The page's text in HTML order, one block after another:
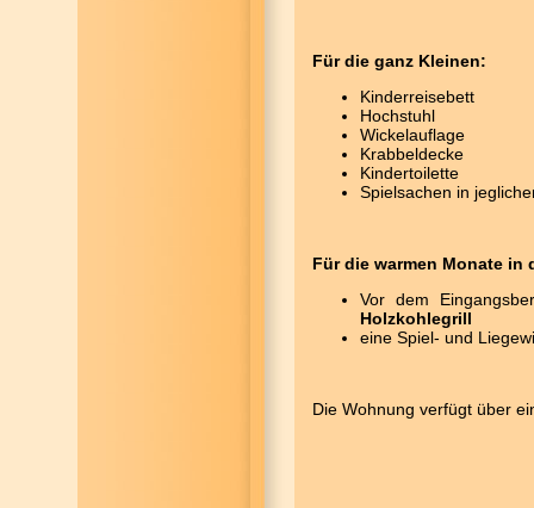
Für die ganz Kleinen:
Kinderreisebett
Hochstuhl
Wickelauflage
Krabbeldecke
Kindertoilette
Spielsachen in
Für die warmen Monate in
Vor dem
Holzkohlegrill
eine Spiel- und
Die Wohnung verfügt über